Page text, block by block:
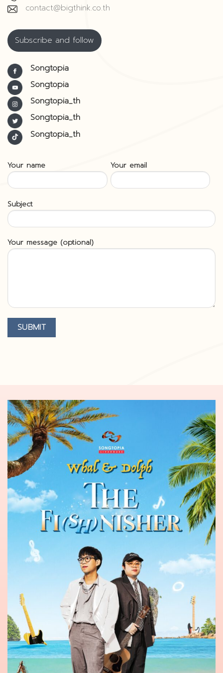
contact@bigthink.co.th
Subscribe and follow
Songtopia
Songtopia
Songtopia_th
Songtopia_th
Songtopia_th
Your name Your email
Subject
Your message (optional)